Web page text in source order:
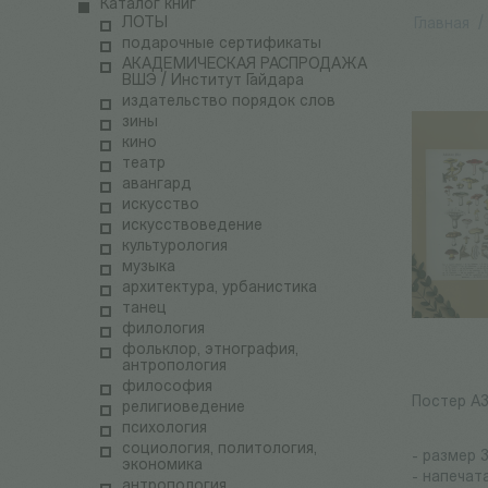
Каталог книг
ЛОТЫ
подарочные сертификаты
АКАДЕМИЧЕСКАЯ РАСПРОДАЖА
ВШЭ / Институт Гайдара
издательство порядок слов
зины
кино
театр
авангард
искусство
искусствоведение
культурология
музыка
архитектура, урбанистика
танец
филология
фольклор, этнография,
антропология
философия
религиоведение
психология
социология, политология,
экономика
Постер
- размер
-